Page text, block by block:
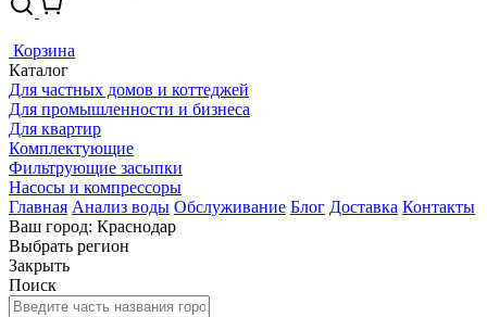
Корзина
Каталог
Для частных домов и коттеджей
Для промышленности и бизнеса
Для квартир
Комплектующие
Фильтрующие засыпки
Насосы и компрессоры
Главная Анализ воды Обслуживание Блог Доставка Контакты
Ваш город: Краснодар
Выбрать регион
Закрыть
Поиск